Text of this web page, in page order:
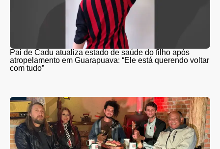
Pai de Cadu atualiza estado de saúde do filho após
atropelamento em Guarapuava: “Ele está querendo voltar
com tudo”